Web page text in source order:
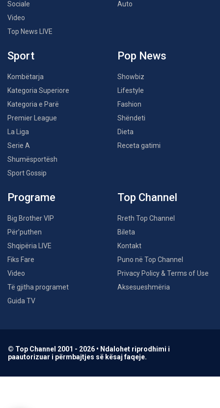
Sociale
Video
Top News LIVE
Auto
Sport
Kombëtarja
Kategoria Superiore
Kategoria e Parë
Premier League
La Liga
Serie A
Shumësportësh
Sport Gossip
Pop News
Showbiz
Lifestyle
Fashion
Shëndeti
Dieta
Receta gatimi
Programe
Big Brother VIP
Për’puthen
Shqipëria LIVE
Fiks Fare
Video
Të gjitha programet
Guida TV
Top Channel
Rreth Top Channel
Bileta
Kontakt
Puno në Top Channel
Privacy Policy & Terms of Use
Aksesueshmëria
© Top Channel 2001 - 2026 • Ndalohet riprodhimi i
paautorizuar i përmbajtjes së kësaj faqeje.